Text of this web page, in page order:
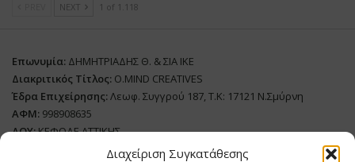
Διαχείριση Συγκατάθεσης
NEXT 1 of 1.118
Επωνυμία: ΔΗΜΗΤΡΙΑΔΗΣ Θ. & ΣΙΑ ΙΚΕ
Διακριτικός Τίτλος: O.MIND CREATIVES
Έδρα Επιχείρησης:Λεωφ. Συγγρού 187, Τ.Κ: 17121 Ν.Σμύρνη
ΑΦΜ: 998908635
ΔΟΥ:ΚΕΦΟΔΕ ΑΤΤΙΚΗΣ
Όνομα Ιδιοκτήτη και Νόμιμο Πρόσωπο: Θεόδωρος Δημητριάδης